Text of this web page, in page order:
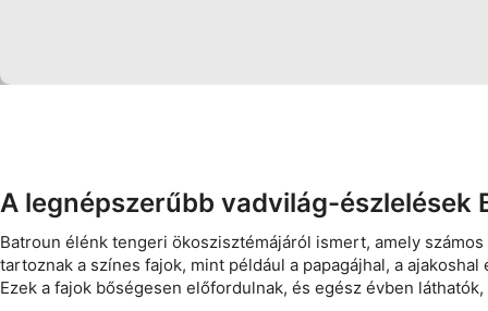
A legnépszerűbb vadvilág-észlelések
Batroun élénk tengeri ökoszisztémájáról ismert, amely
tartoznak a színes fajok, mint például a papagájhal, a
Ezek a fajok bőségesen előfordulnak, és egész évben
Advertising